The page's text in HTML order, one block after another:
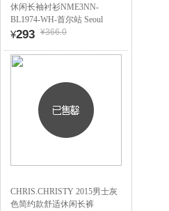
休闲长袖衬衫NME3NN-
BL1974-WH-首尔站 Seoul
¥293 ¥366.0
CHRIS.CHRISTY 2015男士灰
色简约款舒适休闲长裤